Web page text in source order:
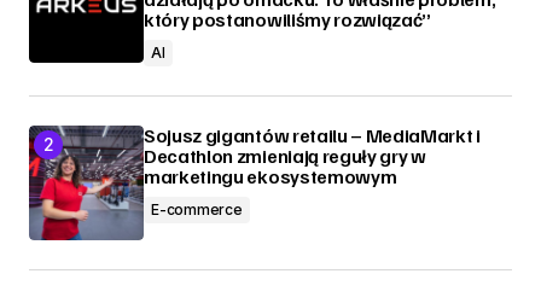
który postanowiliśmy rozwiązać”
AI
Sojusz gigantów retailu – MediaMarkt i
Decathlon zmieniają reguły gry w
marketingu ekosystemowym
E-commerce